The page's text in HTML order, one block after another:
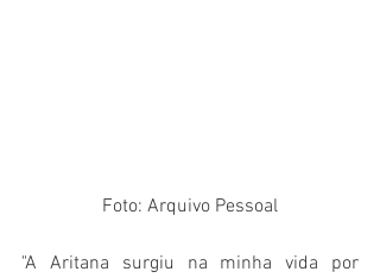
Foto: Arquivo Pessoal
"A Aritana surgiu na minha vida por